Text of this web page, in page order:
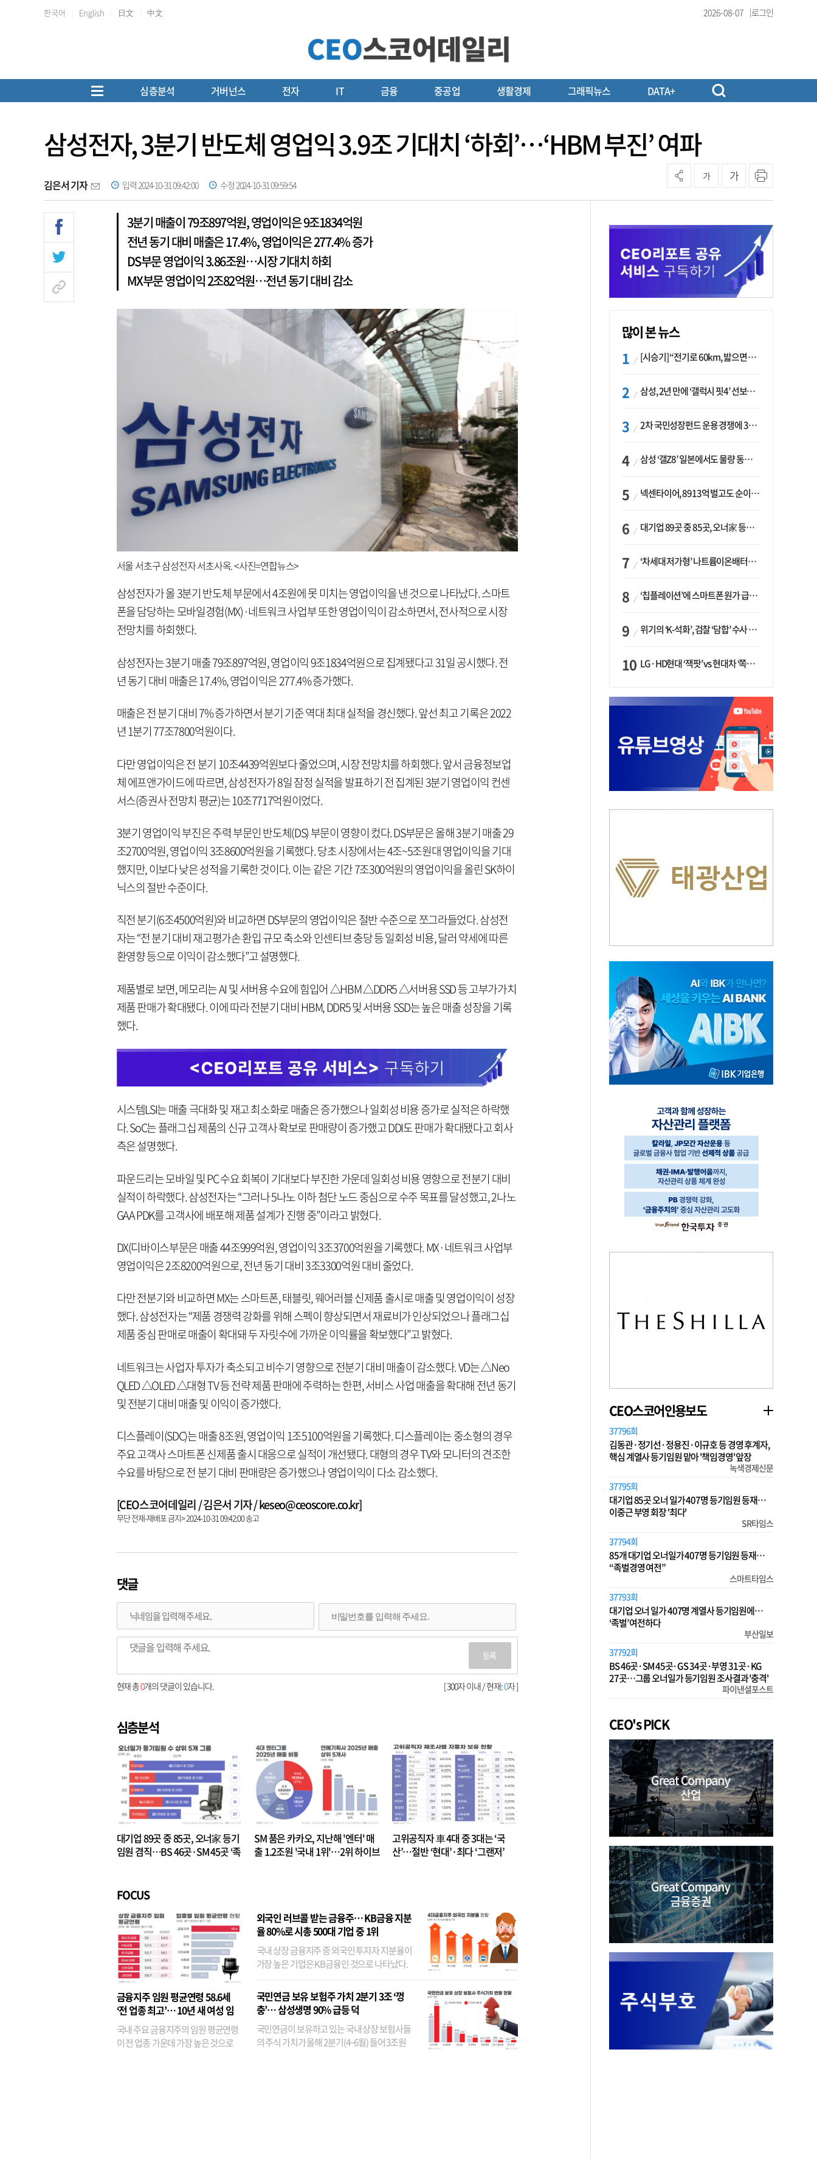
한국어 English 日文 中文 2026-08-07 로그인
심층분석 거버넌스 전자 IT 금융 중공업 생활경제 그래픽뉴스 DATA+
삼성전자, 3분기 반도체 영업익 3.9조 기대치 ‘하회’…‘HBM 부진’ 여파
김은서 기자 입력 2024-10-31 09:42:00 수정 2024-10-31 09:59:54
가 가
3분기 매출이 79조897억원, 영업이익은 9조1834억원
전년 동기 대비 매출은 17.4%, 영업이익은 277.4% 증가
DS부문 영업이익 3.86조원…시장 기대치 하회
MX부문 영업이익 2조82억원…전년 동기 대비 감소
서울 서초구 삼성전자 서초사옥. <사진=연합뉴스>
삼성전자가 올 3분기 반도체 부문에서 4조원에 못 미치는 영업이익을 낸 것으로 나타났다. 스마트
폰을 담당하는 모바일경험(MX)·네트워크 사업부 또한 영업이익이 감소하면서, 전사적으로 시장
전망치를 하회했다.
삼성전자는 3분기 매출 79조897억원, 영업이익 9조1834억원으로 집계됐다고 31일 공시했다. 전
년 동기 대비 매출은 17.4%, 영업이익은 277.4% 증가했다.
매출은 전 분기 대비 7% 증가하면서 분기 기준 역대 최대 실적을 경신했다. 앞선 최고 기록은 2022
년 1분기 77조7800억원이다.
다만 영업이익은 전 분기 10조4439억원보다 줄었으며, 시장 전망치를 하회했다. 앞서 금융정보업
체 에프앤가이드에 따르면, 삼성전자가 8일 잠정 실적을 발표하기 전 집계된 3분기 영업이익 컨센
서스(증권사 전망치 평균)는 10조7717억원이었다.
3분기 영업이익 부진은 주력 부문인 반도체(DS) 부문이 영향이 컸다. DS부문은 올해 3분기 매출 29
조2700억원, 영업이익 3조8600억원을 기록했다. 당초 시장에서는 4조~5조원대 영업이익을 기대
했지만, 이보다 낮은 성적을 기록한 것이다. 이는 같은 기간 7조300억원의 영업이익을 올린 SK하이
닉스의 절반 수준이다.
직전 분기(6조4500억원)와 비교하면 DS부문의 영업이익은 절반 수준으로 쪼그라들었다. 삼성전
자는 “전 분기 대비 재고평가손 환입 규모 축소와 인센티브 충당 등 일회성 비용, 달러 약세에 따른
환영향 등으로 이익이 감소했다”고 설명했다.
제품별로 보면, 메모리는 AI 및 서버용 수요에 힘입어 △HBM △DDR5 △서버용 SSD 등 고부가가치
제품 판매가 확대됐다. 이에 따라 전분기 대비 HBM, DDR5 및 서버용 SSD는 높은 매출 성장을 기록
했다.
시스템LSI는 매출 극대화 및 재고 최소화로 매출은 증가했으나 일회성 비용 증가로 실적은 하락했
다. SoC는 플래그십 제품의 신규 고객사 확보로 판매량이 증가했고 DDI도 판매가 확대됐다고 회사
측은 설명했다.
파운드리는 모바일 및 PC 수요 회복이 기대보다 부진한 가운데 일회성 비용 영향으로 전분기 대비
실적이 하락했다. 삼성전자는 “그러나 5나노 이하 첨단 노드 중심으로 수주 목표를 달성했고, 2나노
GAA PDK를 고객사에 배포해 제품 설계가 진행 중”이라고 밝혔다.
DX(디바이스부문은 매출 44조999억원, 영업이익 3조3700억원을 기록했다. MX·네트워크 사업부
영업이익은 2조8200억원으로, 전년 동기 대비 3조3300억원 대비 줄었다.
다만 전분기와 비교하면 MX는 스마트폰, 태블릿, 웨어러블 신제품 출시로 매출 및 영업이익이 성장
했다. 삼성전자는 “제품 경쟁력 강화를 위해 스펙이 향상되면서 재료비가 인상되었으나 플래그십
제품 중심 판매로 매출이 확대돼 두 자릿수에 가까운 이익률을 확보했다”고 밝혔다.
네트워크는 사업자 투자가 축소되고 비수기 영향으로 전분기 대비 매출이 감소했다. VD는 △Neo
QLED △OLED △대형 TV 등 전략 제품 판매에 주력하는 한편, 서비스 사업 매출을 확대해 전년 동기
및 전분기 대비 매출 및 이익이 증가했다.
디스플레이(SDC)는 매출 8조원, 영업이익 1조5100억원을 기록했다. 디스플레이는 중소형의 경우
주요 고객사 스마트폰 신제품 출시 대응으로 실적이 개선됐다. 대형의 경우 TV와 모니터의 견조한
수요를 바탕으로 전 분기 대비 판매량은 증가했으나 영업이익이 다소 감소했다.
[CEO스코어데일리 / 김은서 기자 / keseo@ceoscore.co.kr]
무단 전재-재배포 금지> 2024-10-31 09:42:00 송고
댓글
등록
[ 300자 이내 / 현재:0자 ]
현재 총0개의 댓글이 있습니다.
심층분석
대기업 89곳 중 85곳, 오너家 등기
임원 겸직…BS 46곳·SM 45곳 ‘족
SM 품은 카카오, 지난해 '엔터' 매
출 1.2조원 '국내 1위'…2위 하이브
고위공직자 車 4대 중 3대는 ‘국
산’…절반 ‘현대’·최다 ‘그랜저’
FOCUS
금융지주 임원 평균연령 58.6세
‘전 업종 최고’… 10년 새 여성 임
원은 14배 껑충
국내 주요 금융지주의 임원 평균연령
이 전 업종 가운데 가장 높은 것으로
외국인 러브콜 받는 금융주… KB금융 지분
율 80%로 시총 500대 기업 중 1위
국내 상장 금융지주 중 외국인 투자자 지분율이
가장 높은 기업은 KB금융인 것으로 나타났다.
융이었다. 특히 KB금융은 지난달 말 기준 해외
기관투자자 지분율이...
국민연금 보유 보험주 가치 2분기 3조 ‘껑
충’… 삼성생명 90% 급등 덕
국민연금이 보유하고 있는 국내 상장 보험사들
의 주식 가치가 올해 2분기(4~6월) 들어 3조원
많이 본 뉴스
[시승기] “전기로 60km, 밟으면 462마력”…볼보 XC60 T8의 두 얼굴
삼성, 2년 만에 ‘갤럭시 핏4’ 선보이나…웨어러블 생태계 확장 ‘시동’
2차 국민성장펀드 운용 경쟁에 33개사 몰렸다…신한·하나 등 새 얼굴 대거 합류
삼성 ‘갤Z8’ 일본에서도 물량 동났다…애플 참전 앞두고 선두 수성 ‘시험대’
넥센타이어, 8913억 벌고도 순이익 2억…유럽 세부담에 이익 증발
대기업 89곳 중 85곳, 오너家 등기임원 겸직…BS 46곳·SM 45곳 ‘족벌경영’ 고착화
‘차세대 저가형’ 나트륨이온배터리 시대 오나…LG화학·에코프로, 상용화 속도낸다
‘칩플레이션’에 스마트폰 원가 급등…삼성전자, ‘엑시노스’ 채택 확대하나
위기의 ‘K-석화’, 검찰 ‘담합’ 수사 착수…“LG·한화·롯데 등 7개 업체, 8개 제품 가격 담합”
LG·HD현대 ‘잭팟’ vs 현대차 ‘쪽박’…글로벌 사모펀드, 韓 대기업 투자 ‘희비’
CEO스코어인용보도
37796회
김동관·정기선·정용진·이규호 등 경영 후계자,
핵심 계열사 등기임원 맡아 '책임경영' 앞장
녹색경제신문
37795회
대기업 85곳 오너 일가 407명 등기임원 등재…
이중근 부영 회장 '최다'
SR타임스
37794회
85개 대기업 오너일가 407명 등기임원 등재…
“족벌경영 여전”
스마트타임스
37793회
대기업 오너 일가 407명 계열사 등기임원에…
‘족벌’ 여전하다
부산일보
37792회
BS 46곳·SM 45곳·GS 34곳·부영 31곳·KG
27곳…그룹 오너일가 등기임원 조사결과 '충격'
파이낸셜포스트
CEO's PICK